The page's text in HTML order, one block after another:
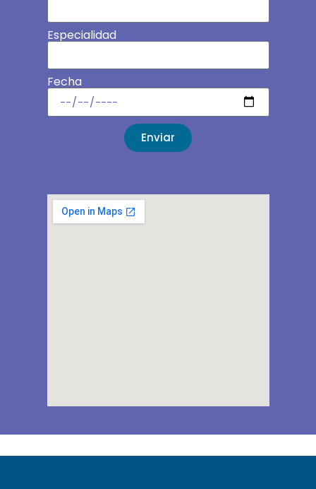
Especialidad
Fecha
Enviar